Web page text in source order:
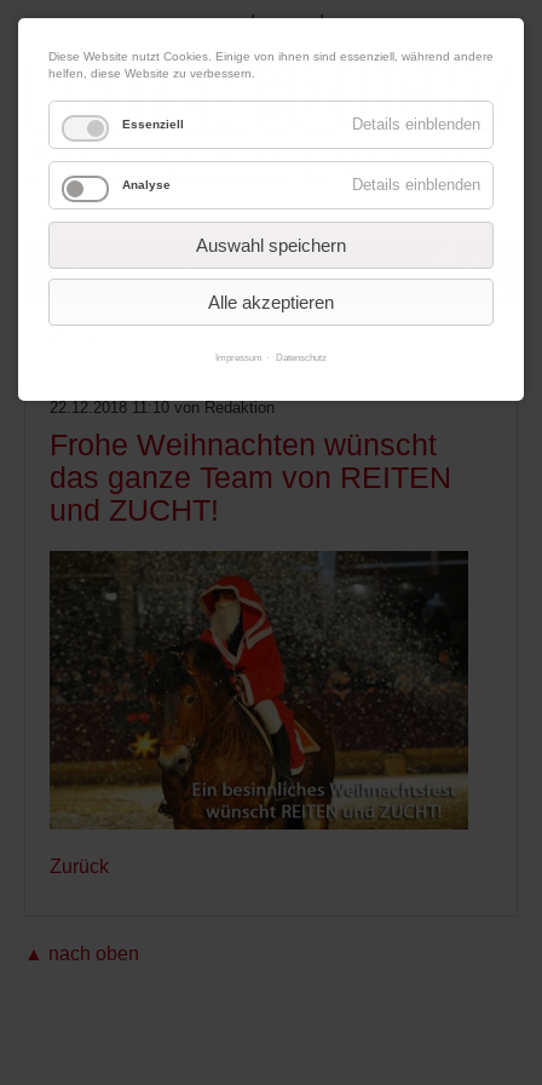
08. August 2026 Impressum|Kontakt|Datenschutz
Werbung
22.12.2018 11:10 von Redaktion
Frohe Weihnachten wünscht
das ganze Team von REITEN
und ZUCHT!
Zurück
▲ nach oben
Diese Website nutzt Cookies. Einige von ihnen sind essenziell, während andere
helfen, diese Website zu verbessern.
Essenziell Details einblenden
Analyse Details einblenden
Auswahl speichern
Alle akzeptieren
Impressum Datenschutz